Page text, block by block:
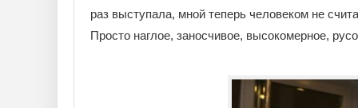
раз выступала, мной теперь человеком не
Просто наглое, заносчивое, высокомерное,